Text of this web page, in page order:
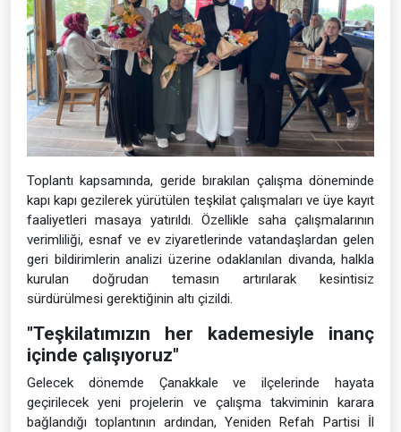
Toplantı kapsamında, geride bırakılan çalışma döneminde
kapı kapı gezilerek yürütülen teşkilat çalışmaları ve üye kayıt
faaliyetleri masaya yatırıldı. Özellikle saha çalışmalarının
verimliliği, esnaf ve ev ziyaretlerinde vatandaşlardan gelen
geri bildirimlerin analizi üzerine odaklanılan divanda, halkla
kurulan doğrudan temasın artırılarak kesintisiz
sürdürülmesi gerektiğinin altı çizildi.
"Teşkilatımızın her kademesiyle inanç
içinde çalışıyoruz"
Gelecek dönemde Çanakkale ve ilçelerinde hayata
geçirilecek yeni projelerin ve çalışma takviminin karara
bağlandığı toplantının ardından, Yeniden Refah Partisi İl